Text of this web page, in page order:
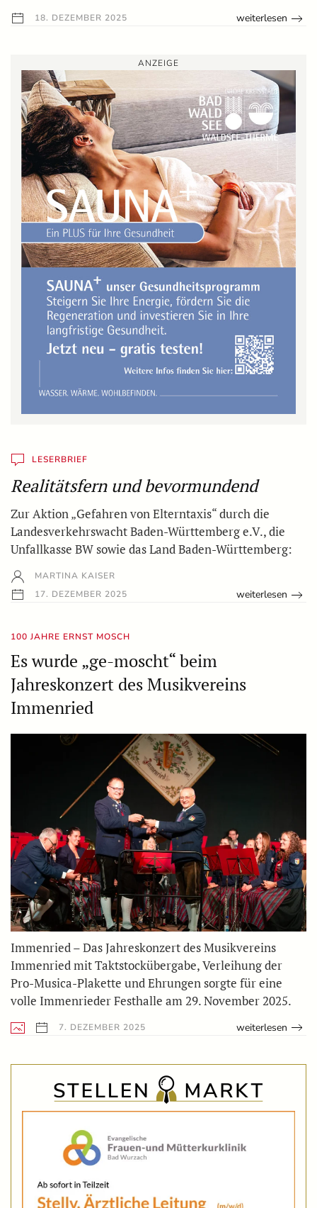
18. DEZEMBER 2025 weiterlesen
ANZEIGE
LESERBRIEF
Realitätsfern und bevormundend
Zur Aktion „Gefahren von Elterntaxis“ durch die
Landesverkehrswacht Baden-Württemberg e.V., die
Unfallkasse BW sowie das Land Baden-Württemberg:
MARTINA KAISER
17. DEZEMBER 2025
weiterlesen
100 JAHRE ERNST MOSCH
Es wurde „ge-moscht“ beim
Jahreskonzert des Musikvereins
Immenried
Immenried – Das Jahreskonzert des Musikvereins
Immenried mit Taktstockübergabe, Verleihung der
Pro-Musica-Plakette und Ehrungen sorgte für eine
volle Immenrieder Festhalle am 29. November 2025.
7. DEZEMBER 2025 weiterlesen